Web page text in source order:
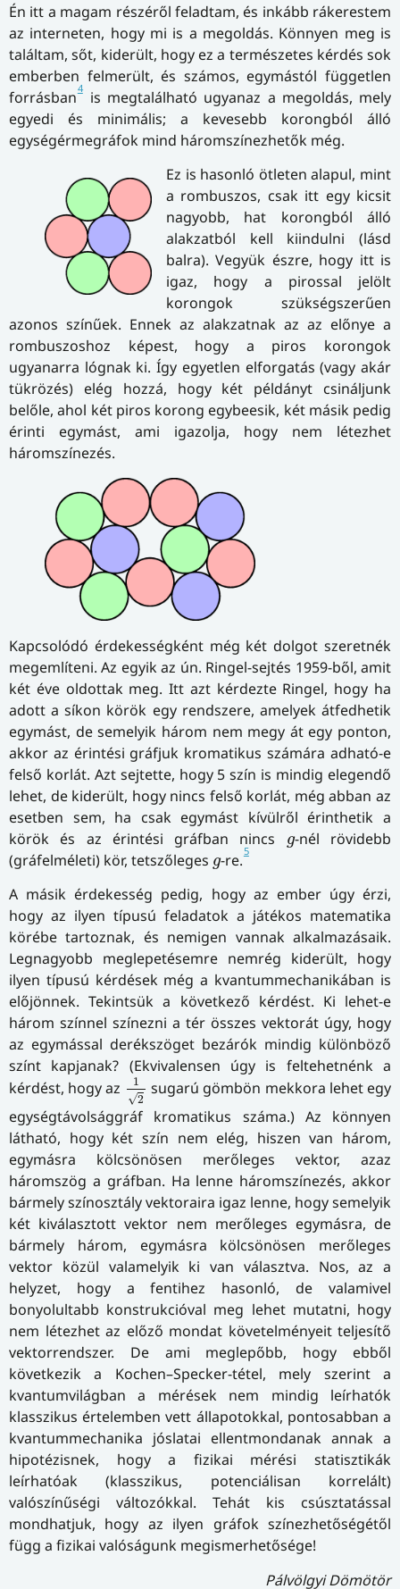
Én itt a magam részéről feladtam, és inkább rákerestem
az interneten, hogy mi is a megoldás. Könnyen meg is
találtam, sőt, kiderült, hogy ez a természetes kérdés sok
emberben felmerült, és számos, egymástól független
forrásban4
is megtalálható ugyanaz a megoldás, mely
egyedi és minimális; a kevesebb korongból álló
egységérmegráfok mind háromszínezhetők még.
Ez is hasonló ötleten alapul, mint
a rombuszos, csak itt egy kicsit
nagyobb, hat korongból álló
alakzatból kell kiindulni (lásd
balra). Vegyük észre, hogy itt is
igaz, hogy a pirossal jelölt
korongok szükségszerűen
azonos színűek. Ennek az alakzatnak az az előnye a
rombuszoshoz képest, hogy a piros korongok
ugyanarra lógnak ki. Így egyetlen elforgatás (vagy akár
tükrözés) elég hozzá, hogy két példányt csináljunk
belőle, ahol két piros korong egybeesik, két másik pedig
érinti egymást, ami igazolja, hogy nem létezhet
háromszínezés.
Kapcsolódó érdekességként még két dolgot szeretnék
megemlíteni. Az egyik az ún. Ringel-sejtés 1959-ből, amit
két éve oldottak meg. Itt azt kérdezte Ringel, hogy ha
adott a síkon körök egy rendszere, amelyek átfedhetik
egymást, de semelyik három nem megy át egy ponton,
akkor az érintési gráfjuk kromatikus számára adható-e
felső korlát. Azt sejtette, hogy 5 szín is mindig elegendő
lehet, de kiderült, hogy nincs felső korlát, még abban az
esetben sem, ha csak egymást kívülről érinthetik a
körök és az érintési gráfban nincs
g
g-nél rövidebb
(gráfelméleti) kör, tetszőleges g
g-re.5
A másik érdekesség pedig, hogy az ember úgy érzi,
hogy az ilyen típusú feladatok a játékos matematika
körébe tartoznak, és nemigen vannak alkalmazásaik.
Legnagyobb meglepetésemre nemrég kiderült, hogy
ilyen típusú kérdések még a kvantummechanikában is
előjönnek. Tekintsük a következő kérdést. Ki lehet-e
három színnel színezni a tér összes vektorát úgy, hogy
az egymással derékszöget bezárók mindig különböző
színt kapjanak? (Ekvivalensen úgy is feltehetnénk a
kérdést, hogy az
1
√2
12 sugarú gömbön mekkora lehet egy
egységtávolsággráf kromatikus száma.) Az könnyen
látható, hogy két szín nem elég, hiszen van három,
egymásra kölcsönösen merőleges vektor, azaz
háromszög a gráfban. Ha lenne háromszínezés, akkor
bármely színosztály vektoraira igaz lenne, hogy semelyik
két kiválasztott vektor nem merőleges egymásra, de
bármely három, egymásra kölcsönösen merőleges
vektor közül valamelyik ki van választva. Nos, az a
helyzet, hogy a fentihez hasonló, de valamivel
bonyolultabb konstrukcióval meg lehet mutatni, hogy
nem létezhet az előző mondat követelményeit teljesítő
vektorrendszer. De ami meglepőbb, hogy ebből
következik a Kochen–Specker-tétel, mely szerint a
kvantumvilágban a mérések nem mindig leírhatók
klasszikus értelemben vett állapotokkal, pontosabban a
kvantummechanika jóslatai ellentmondanak annak a
hipotézisnek, hogy a fizikai mérési statisztikák
leírhatóak (klasszikus, potenciálisan korrelált)
valószínűségi változókkal. Tehát kis csúsztatással
mondhatjuk, hogy az ilyen gráfok színezhetőségétől
függ a fizikai valóságunk megismerhetősége!
Pálvölgyi Dömötör